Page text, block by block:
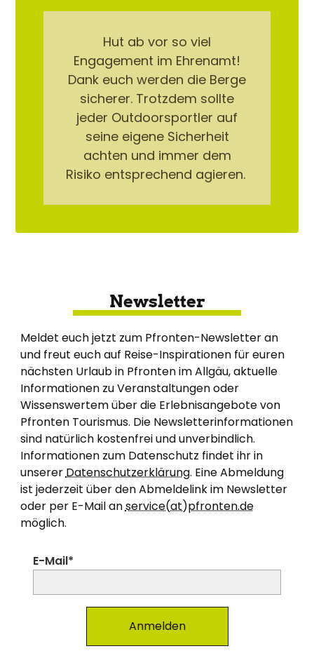
Hut ab vor so viel
Engagement im Ehrenamt!
Dank euch werden die Berge
sicherer. Trotzdem sollte
jeder Outdoorsportler auf
seine eigene Sicherheit
achten und immer dem
Risiko entsprechend agieren.
Newsletter
Meldet euch jetzt zum Pfronten-Newsletter an
und freut euch auf Reise-Inspirationen für euren
nächsten Urlaub in Pfronten im Allgäu, aktuelle
Informationen zu Veranstaltungen oder
Wissenswertem über die Erlebnisangebote von
Pfronten Tourismus. Die Newsletterinformationen
sind natürlich kostenfrei und unverbindlich.
Informationen zum Datenschutz findet ihr in
unsererDatenschutzerklärung. Eine Abmeldung
ist jederzeit über den Abmeldelink im Newsletter
oder per E-Mail anservice(at)pfronten.de
möglich.
E-Mail*
Anmelden